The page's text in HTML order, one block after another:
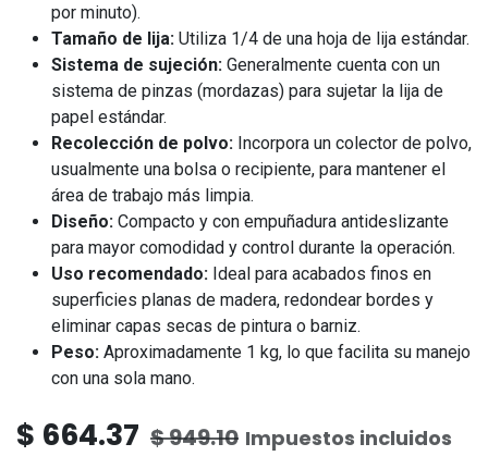
por minuto).
Tamaño de lija: Utiliza 1/4 de una hoja de lija estándar.
Sistema de sujeción: Generalmente cuenta con un
sistema de pinzas (mordazas) para sujetar la lija de
papel estándar.
Recolección de polvo: Incorpora un colector de polvo,
usualmente una bolsa o recipiente, para mantener el
área de trabajo más limpia.
Diseño: Compacto y con empuñadura antideslizante
para mayor comodidad y control durante la operación.
Uso recomendado: Ideal para acabados finos en
superficies planas de madera, redondear bordes y
eliminar capas secas de pintura o barniz.
Peso: Aproximadamente 1 kg, lo que facilita su manejo
con una sola mano.
$ 664.37 $949.10 Impuestos incluidos